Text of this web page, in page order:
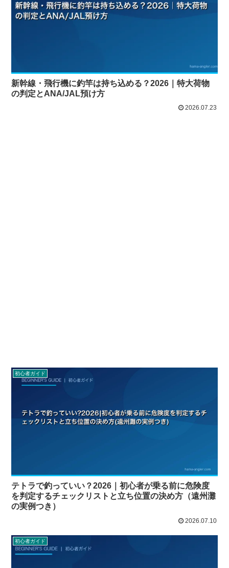
新幹線・飛行機に釣竿は持ち込める？2026｜特大荷物
の判定とANA/JAL預け方
2026.07.23
初心者ガイド
テトラで釣っていい？2026｜初心者が乗る前に危険度
を判定するチェックリストと立ち位置の決め方（遠州灘
の実例つき）
2026.07.10
初心者ガイド